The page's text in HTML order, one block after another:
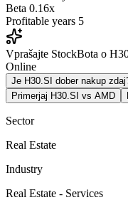
Beta 0.16x
Profitable years 5
Vprašajte StockBota o
Online
Je H30.SI dober nakup
Primerjaj H30.SI vs AMD
Sector
Real Estate
Industry
Real Estate - Services